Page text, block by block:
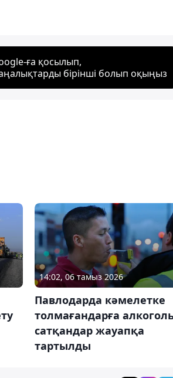
ға қосылып,
бірінші болып оқыңыз
14:02, 06 тамыз 2026
Павлодарда кәмелетке
толмағандарға
сатқандар жауапқа
тартылды